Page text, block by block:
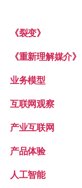
《裂变》
《重新理解媒介》
业务模型
互联网观察
产业互联网
产品体验
人工智能